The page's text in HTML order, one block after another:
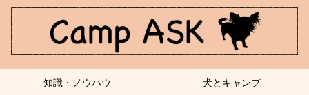
知識・ノウハウ 犬とキャンプ